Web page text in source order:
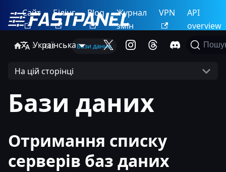
Сайт Білінг Blog
Журнал
змін
VPN
API
overview
Українська
CLI Бази даних
На цій сторінці
Бази даних
Отримання списку
серверів баз даних